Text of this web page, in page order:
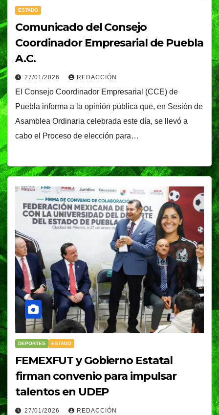
ESTADO
Comunicado del Consejo
Coordinador Empresarial de Puebla
A.C.
27/01/2026 REDACCIÓN
El Consejo Coordinador Empresarial (CCE) de
Puebla informa a la opinión pública que, en Sesión de
Asamblea Ordinaria celebrada este día, se llevó a
cabo el Proceso de elección para…
DEPORTES ESTADO
FEMEXFUT y Gobierno Estatal
firman convenio para impulsar
talentos en UDEP
27/01/2026 REDACCIÓN